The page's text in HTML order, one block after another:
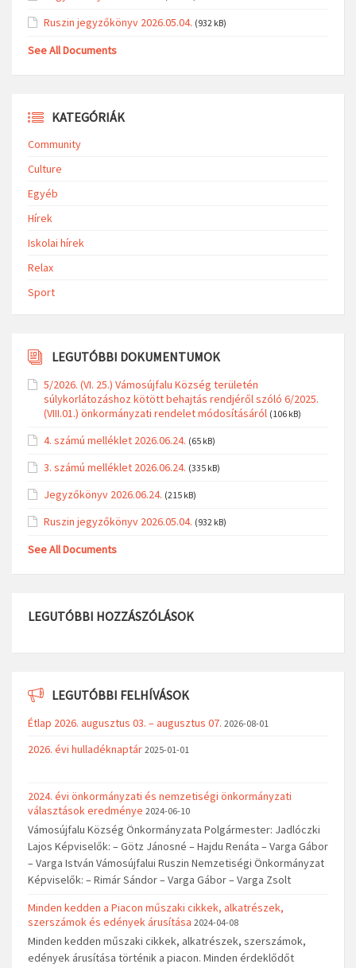
Ruszin jegyzőkönyv 2026.05.04. (932 kB)
See All Documents
KATEGÓRIÁK
Community
Culture
Egyéb
Hírek
Iskolai hírek
Relax
Sport
LEGUTÓBBI DOKUMENTUMOK
5/2026. (VI. 25.) Vámosújfalu Község területén
súlykorlátozáshoz kötött behajtás rendjéről szóló 6/2025.
(VIII.01.) önkormányzati rendelet módosításáról (106 kB)
4. számú melléklet 2026.06.24. (65 kB)
3. számú melléklet 2026.06.24. (335 kB)
Jegyzőkönyv 2026.06.24. (215 kB)
Ruszin jegyzőkönyv 2026.05.04. (932 kB)
See All Documents
LEGUTÓBBI HOZZÁSZÓLÁSOK
LEGUTÓBBI FELHÍVÁSOK
Étlap 2026. augusztus 03. – augusztus 07. 2026-08-01
2026. évi hulladéknaptár 2025-01-01
2024. évi önkormányzati és nemzetiségi önkormányzati
választások eredménye 2024-06-10
Vámosújfalu Község Önkormányzata Polgármester: Jadlóczki
Lajos Képviselők: – Götz Jánosné – Hajdu Renáta – Varga Gábor
– Varga István Vámosújfalui Ruszin Nemzetiségi Önkormányzat
Képviselők: – Rimár Sándor – Varga Gábor – Varga Zsolt
Minden kedden a Piacon műszaki cikkek, alkatrészek,
szerszámok és edények árusítása 2024-04-08
Minden kedden műszaki cikkek, alkatrészek, szerszámok,
edények árusítása történik a piacon. Minden érdeklődőt